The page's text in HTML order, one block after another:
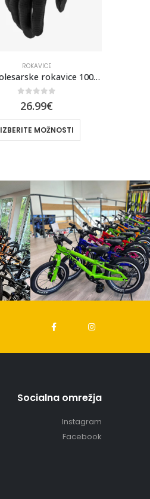
ROKAVICE
ZIMSKE ROKAVICE 100% BRISKER RED
36.99€
IZBERITE MOŽNOSTI
Socialna omrežja
Instagram
Facebook